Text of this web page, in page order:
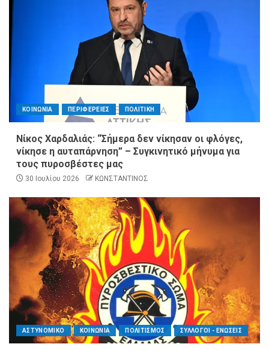
ΚΟΙΝΩΝΙΑ ΠΕΡΙΦΕΡΕΙΕΣ ΠΟΛΙΤΙΚΗ
Νίκος Χαρδαλιάς: “Σήμερα δεν νίκησαν οι φλόγες,
νίκησε η αυταπάρνηση” – Συγκινητικό μήνυμα για
τους πυροσβέστες μας
30 Ιουλίου 2026 ΚΩΝΣΤΑΝΤΙΝΟΣ
ΑΣΤΥΝΟΜΙΚΟ ΚΟΙΝΩΝΙΑ ΠΟΛΙΤΙΣΜΟΣ ΣΥΛΛΟΓΟΙ - ΕΝΩΣΕΙΣ